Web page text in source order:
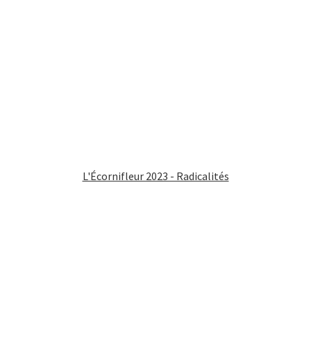
L'Écornifleur 2023 - Radicalités